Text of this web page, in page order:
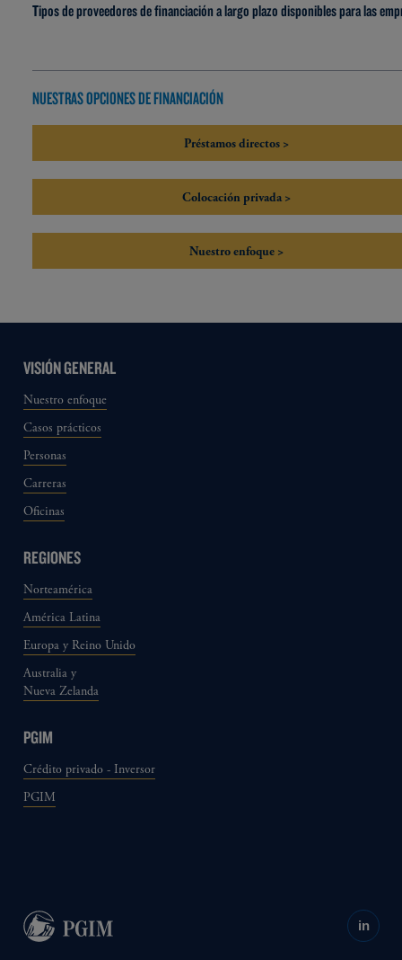
Tipos de proveedores de financiación a largo plazo disponibles para las
NUESTRAS OPCIONES DE FINANCIACIÓN
Préstamos directos >
Colocación privada >
Nuestro enfoque >
VISIÓN GENERAL
Nuestro enfoque
Casos prácticos
Personas
Carreras
Oficinas
REGIONES
Norteamérica
América Latina
Europa y Reino Unido
Australia y
Nueva Zelanda
PGIM
Crédito privado - Inversor
PGIM
in